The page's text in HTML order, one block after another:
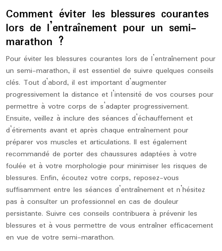
Comment éviter les blessures courantes
lors de l’entraînement pour un semi-
marathon ?
Pour éviter les blessures courantes lors de l’entraînement pour
un semi-marathon, il est essentiel de suivre quelques conseils
clés. Tout d’abord, il est important d’augmenter
progressivement la distance et l’intensité de vos courses pour
permettre à votre corps de s’adapter progressivement.
Ensuite, veillez à inclure des séances d’échauffement et
d’étirements avant et après chaque entraînement pour
préparer vos muscles et articulations. Il est également
recommandé de porter des chaussures adaptées à votre
foulée et à votre morphologie pour minimiser les risques de
blessures. Enfin, écoutez votre corps, reposez-vous
suffisamment entre les séances d’entraînement et n’hésitez
pas à consulter un professionnel en cas de douleur
persistante. Suivre ces conseils contribuera à prévenir les
blessures et à vous permettre de vous entraîner efficacement
en vue de votre semi-marathon.